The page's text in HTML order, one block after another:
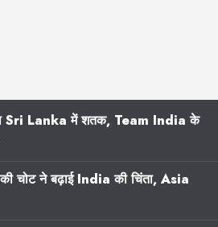
Lanka में शतक, Team India के
चोट ने बढ़ाई India की चिंता, Asia